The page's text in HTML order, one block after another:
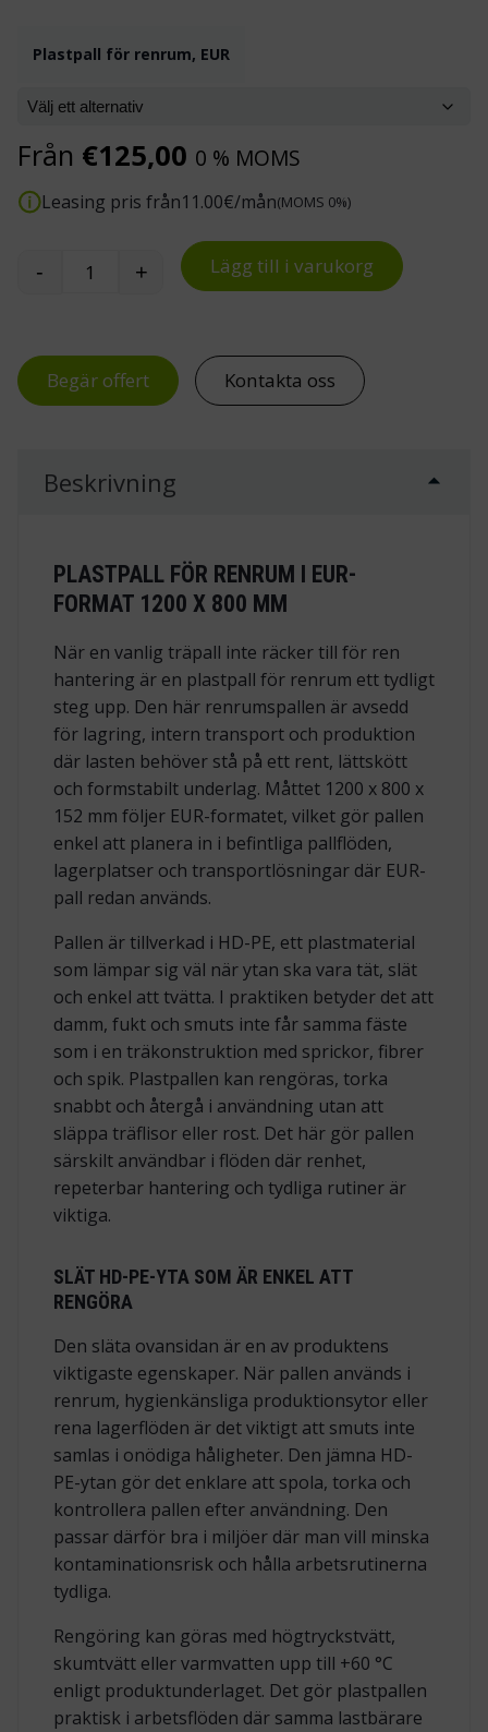
Plastpall för renrum, EUR
Från €125,00 0 % MOMS
Leasing pris från11.00€/mån(MOMS 0%)
Plastpall för renrum, EUR 1200x800x152 mm,
- + Lägg till i varukorg
Begär offert Kontakta oss
Beskrivning
PLASTPALL FÖR RENRUM I EUR-
FORMAT 1200 X 800 MM
När en vanlig träpall inte räcker till för ren
hantering är en plastpall för renrum ett tydligt
steg upp. Den här renrumspallen är avsedd
för lagring, intern transport och produktion
där lasten behöver stå på ett rent, lättskött
och formstabilt underlag. Måttet 1200 x 800 x
152 mm följer EUR-formatet, vilket gör pallen
enkel att planera in i befintliga pallflöden,
lagerplatser och transportlösningar där EUR-
pall redan används.
Pallen är tillverkad i HD-PE, ett plastmaterial
som lämpar sig väl när ytan ska vara tät, slät
och enkel att tvätta. I praktiken betyder det att
damm, fukt och smuts inte får samma fäste
som i en träkonstruktion med sprickor, fibrer
och spik. Plastpallen kan rengöras, torka
snabbt och återgå i användning utan att
släppa träflisor eller rost. Det här gör pallen
särskilt användbar i flöden där renhet,
repeterbar hantering och tydliga rutiner är
viktiga.
SLÄT HD-PE-YTA SOM ÄR ENKEL ATT
RENGÖRA
Den släta ovansidan är en av produktens
viktigaste egenskaper. När pallen används i
renrum, hygienkänsliga produktionsytor eller
rena lagerflöden är det viktigt att smuts inte
samlas i onödiga håligheter. Den jämna HD-
PE-ytan gör det enklare att spola, torka och
kontrollera pallen efter användning. Den
passar därför bra i miljöer där man vill minska
kontaminationsrisk och hålla arbetsrutinerna
tydliga.
Rengöring kan göras med högtryckstvätt,
skumtvätt eller varmvatten upp till +60 °C
enligt produktunderlaget. Det gör plastpallen
praktisk i arbetsflöden där samma lastbärare